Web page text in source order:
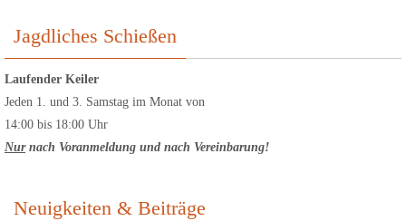
Jagdliches Schießen
Laufender Keiler
Jeden 1. und 3. Samstag im Monat von
14:00 bis 18:00 Uhr
Nurnach Voranmeldung und nach Vereinbarung!
Neuigkeiten & Beiträge